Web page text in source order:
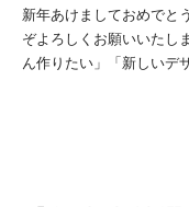
新年あけましておめでと
ぞよろしくお願いいたし
ん作りたい」「新しいデ